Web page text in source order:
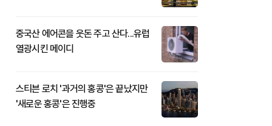
중국산 에어콘을 웃돈 주고 산다...유럽
열광시킨 메이디
스티븐 로치 '과거의 홍콩'은 끝났지만
'새로운 홍콩'은 진행중